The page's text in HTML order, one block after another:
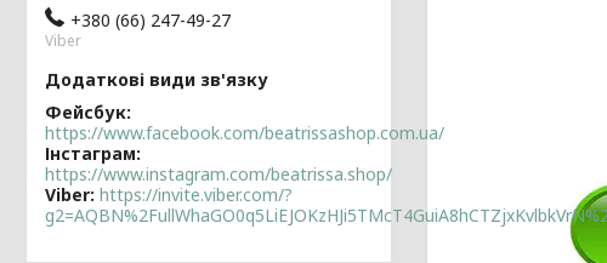
+380 (66) 247-49-27
Viber
Фейсбук
https://www.facebook.com/beatrissashop.com.ua/
Інстаграм
https://www.instagram.com/beatrissa.shop/
Viber https://invite.viber.com/?